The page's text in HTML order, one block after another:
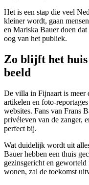
Het is een stap die veel
kleiner wordt, gaan
en Mariska Bauer doen
oog van het publiek.
Zo blijft het
beeld
De villa in Fijnaart is meer
artikelen en foto-
websites. Fans van Frans
privéleven van de zanger,
perfect bij.
Wat duidelijk wordt uit
Bauer hebben een thuis
gezinsgericht en
wonen, zal de toekomst